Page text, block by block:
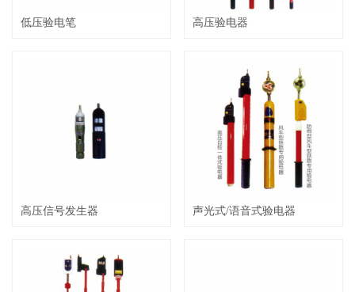
低压验电笔 高压验电器
高压信号发生器 声光式/语音式验电器